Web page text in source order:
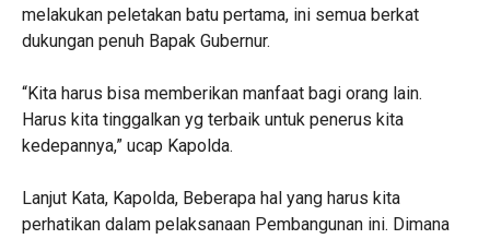
melakukan peletakan batu pertama, ini semua berkat
dukungan penuh Bapak Gubernur.
“Kita harus bisa memberikan manfaat bagi orang lain.
Harus kita tinggalkan yg terbaik untuk penerus kita
kedepannya,” ucap Kapolda.
Lanjut Kata, Kapolda, Beberapa hal yang harus kita
perhatikan dalam pelaksanaan Pembangunan ini. Dimana